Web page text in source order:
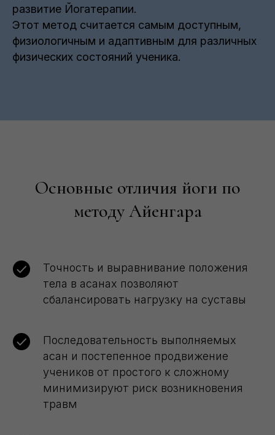
развитие Йогатерапии.
Этот метод считается самым доступным,
физиологичным и адаптивным для различных
физических состояний ученика.
Основные отличия йоги по
методу Айенгара
Точность и выравнивание положения
тела в асанах позволяют
сбалансировать нагрузку на суставы
Последовательность выполняемых
асан и постепенное продвижение
учеников от простого к сложному
минимизируют риск возникновения
травм